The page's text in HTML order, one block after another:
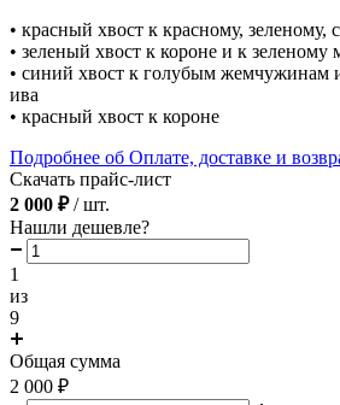
• красный хвост к красному, зеленому,
• зеленый хвост к короне и к
• синий хвост к голубым жемчужинам
ива
• красный хвост к короне
Подробнее об Оплате, доставке и
Скачать прайс-лист
2 000 ₽ / шт.
Нашли дешевле?
1
из
9
Общая сумма
2 000 ₽